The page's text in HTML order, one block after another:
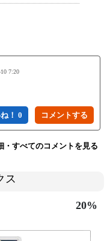
7:20
！ 0
・すべてのコメントを見る
ス
20%